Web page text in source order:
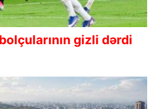
gizli dərdi